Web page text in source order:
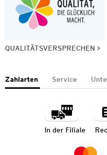
QUALITÄTSVERSPRECHEN
Zahlarten Service
In der Filiale